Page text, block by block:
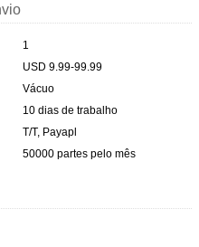
1
USD 9.99-99.99
Vácuo
10 dias de trabalho
T/T, Payapl
50000 partes pelo mês